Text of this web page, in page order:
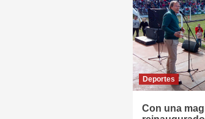
Deportes
Con una